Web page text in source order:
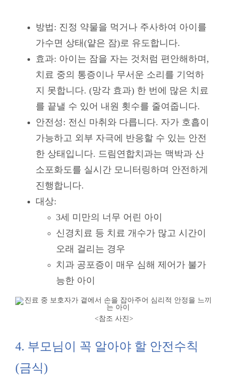
방법: 진정 약물을 먹거나 주사하여 아이를
가수면 상태(얕은 잠)로 유도합니다.
효과: 아이는 잠을 자는 것처럼 편안해하며,
치료 중의 통증이나 무서운 소리를 기억하
지 못합니다. (망각 효과) 한 번에 많은 치료
를 끝낼 수 있어 내원 횟수를 줄여줍니다.
안전성: 전신 마취와 다릅니다. 자가 호흡이
가능하고 외부 자극에 반응할 수 있는 안전
한 상태입니다. 드림연합치과는 맥박과 산
소포화도를 실시간 모니터링하며 안전하게
진행합니다.
대상:
3세 미만의 너무 어린 아이
신경치료 등 치료 개수가 많고 시간이
오래 걸리는 경우
치과 공포증이 매우 심해 제어가 불가
능한 아이
<참조 사진>
4. 부모님이 꼭 알아야 할 안전수칙
(금식)